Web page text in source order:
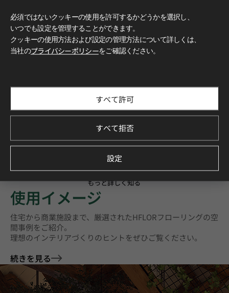
もっと詳しく知る
使用イメージ
住宅から商業施設まで、厳選されたHFLORフローリングの空
間事例をご紹介。
理想のインテリアづくりのヒントをぜひご覧ください。
続きを見る
必須ではないクッキーの使用を許可するかどうかを選択し、
いつでも設定を管理することができます。
クッキーの使用方法および設定の管理方法について詳しくは、
当社のプライバシーポリシーをご確認ください。
すべて許可
すべて拒否
設定